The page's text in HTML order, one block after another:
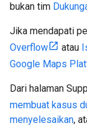
bukan tim
Jika mendapati
Overflow
atau
Google Maps
Dari halaman
membuat kasus
menyelesaikan,